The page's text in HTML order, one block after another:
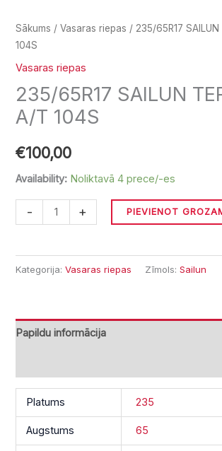
Sākums /Vasaras riepas / 235/65R17 SAILUN
104S
Vasaras riepas
235/65R17 SAILUN
A/T 104S
€100,00
Availability: Noliktavā 4 prece/-es
- + PIEVIENOT
Kategorija:Vasaras riepas Zīmols:Sailun
Papildu informācija
Platums 235
Augstums 65